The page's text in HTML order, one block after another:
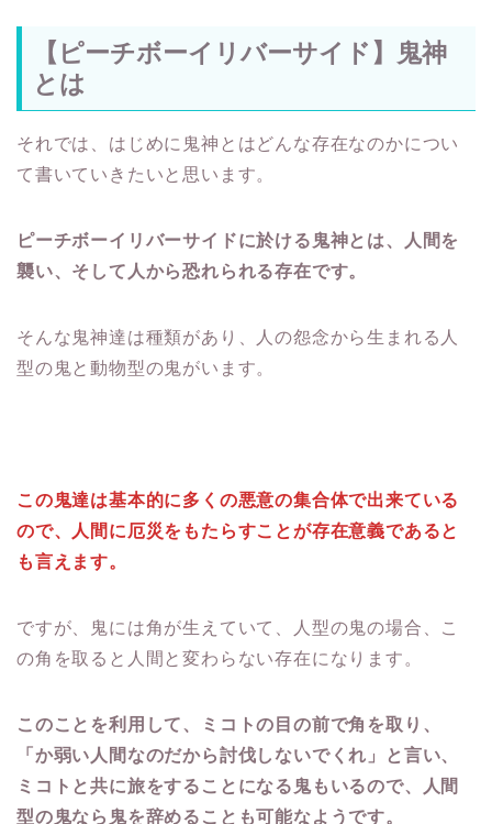
【ピーチボーイリバーサイド】鬼神
とは
それでは、はじめに鬼神とはどんな存在なのかについ
て書いていきたいと思います。
ピーチボーイリバーサイドに於ける鬼神とは、人間を
襲い、そして人から恐れられる存在です。
そんな鬼神達は種類があり、人の怨念から生まれる人
型の鬼と動物型の鬼がいます。
この鬼達は基本的に多くの悪意の集合体で出来ている
ので、人間に厄災をもたらすことが存在意義であると
も言えます。
ですが、鬼には角が生えていて、人型の鬼の場合、こ
の角を取ると人間と変わらない存在になります。
このことを利用して、ミコトの目の前で角を取り、
「か弱い人間なのだから討伐しないでくれ」と言い、
ミコトと共に旅をすることになる鬼もいるので、人間
型の鬼なら鬼を辞めることも可能なようです。